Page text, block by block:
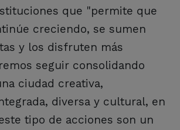
que "permite que
creciendo, se sumen
y los disfruten más
seguir consolidando
ciudad creativa,
diversa y cultural, en
tipo de acciones son un